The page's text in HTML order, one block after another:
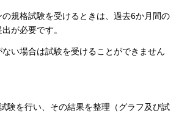
規格試験を受けるときは、過去6か月間の
が必要です。
い場合は試験を受けることができません
験を行い、その結果を整理（グラフ及び試